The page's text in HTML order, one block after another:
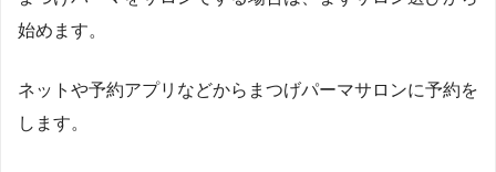
始めます。
ネットや予約アプリなどからまつげパーマサロンに予約を
します。